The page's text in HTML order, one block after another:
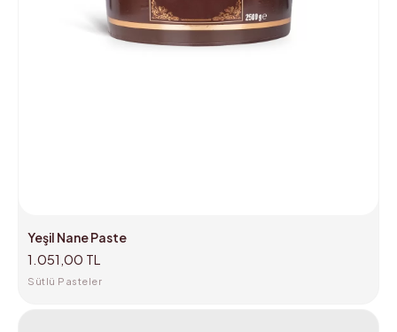
Yeşil Nane Paste
1.051,00 TL
Sütlü Pasteler